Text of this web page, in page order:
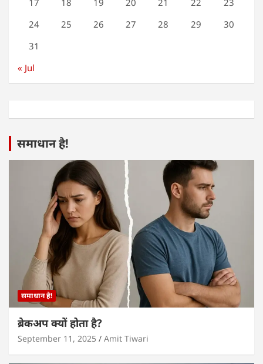
17 18 19 20 21 22
23
24
25 26 27 28 29
30
31
« Jul
समाधान है!
समाधान है!
ब्रेकअप क्यों होता है?
September 11, 2025 Amit Tiwari